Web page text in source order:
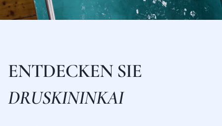
ENTDECKEN SIE
DRUSKININKAI